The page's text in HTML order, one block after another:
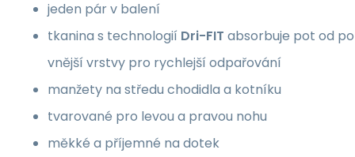
jeden pár v balení
tkanina s technologií Dri-FIT absorbuje pot od
vnější vrstvy pro rychlejší odpařování
manžety na středu chodidla a kotníku
tvarované pro levou a pravou nohu
měkké a příjemné na dotek